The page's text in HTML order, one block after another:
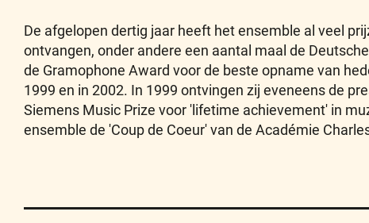
De afgelopen dertig jaar heeft het ensemble al veel
ontvangen, onder andere een aantal maal de
de Gramophone Award voor de beste opname van
1999 en in 2002. In 1999 ontvingen zij eveneens de
Siemens Music Prize voor 'lifetime achievement' in
ensemble de 'Coup de Coeur' van de Académie